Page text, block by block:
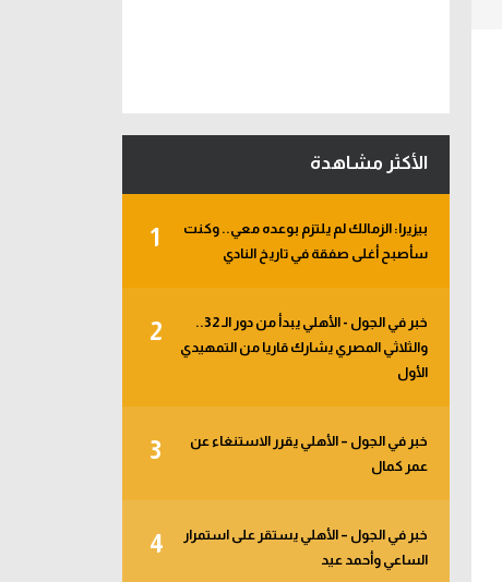
الأكثر مشاهدة
1
بيزيرا: الزمالك لم يلتزم بوعده معي.. وكنت
سأصبح أغلى صفقة في تاريخ النادي
2
خبر في الجول - الأهلي يبدأ من دور الـ 32..
والثلاثي المصري يشارك قاريا من التمهيدي
الأول
3
خبر في الجول – الأهلي يقرر الاستنغاء عن
عمر كمال
4
خبر في الجول – الأهلي يستقر على استمرار
الساعي وأحمد عيد